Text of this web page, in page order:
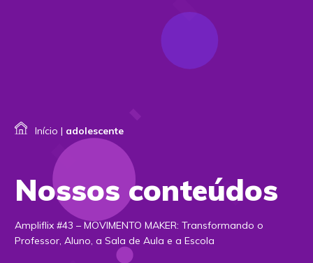
Início | adolescente
Nossos conteúdos
Ampliflix #43 – MOVIMENTO MAKER: Transformando o
Professor, Aluno, a Sala de Aula e a Escola